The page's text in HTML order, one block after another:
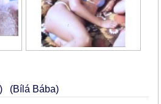
(Bílá Bába)